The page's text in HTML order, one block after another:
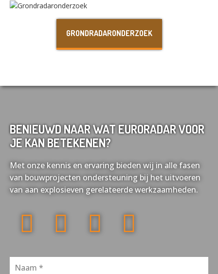
GRONDRADARONDERZOEK
BENIEUWD NAAR WAT EURORADAR VOOR
JE KAN BETEKENEN?
Met onze kennis en ervaring bieden wij in alle fasen
van bouwprojecten ondersteuning bij het uitvoeren
van aan explosieven gerelateerde werkzaamheden.
Nederlands English
Français Deutsch